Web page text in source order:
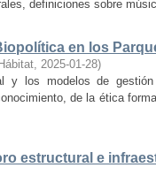
definiciones sobre
en los
, 2025-01-28)
y los modelos de
de la ética
estructural e